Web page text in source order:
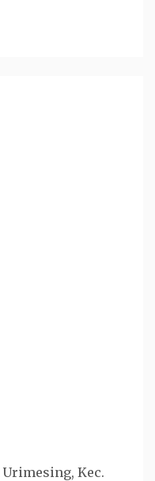
Urimesing, Kec.